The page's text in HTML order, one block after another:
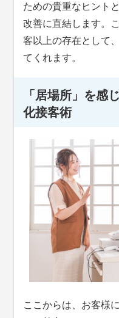
ための貴重なヒント
改善に直結します。
客以上の存在として
てくれます。
「居場所」を感
化接客術
ここからは、お客様